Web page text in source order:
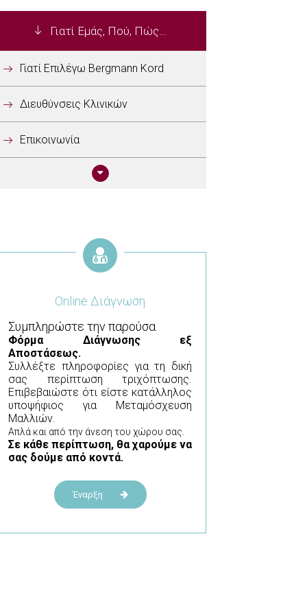
Γιατί Εμάς, Πού, Πώς…
Γιατί Επιλέγω Bergmann Kord
Διευθύνσεις Κλινικών
Επικοινωνία
Online Διάγνωση
Συμπληρώστε την παρούσα
Φόρμα
Διάγνωσης εξ
Αποστάσεως.
Συλλέξτε πληροφορίες για τη δική
σας περίπτωση τριχόπτωσης.
Επιβεβαιώστε ότι είστε κατάλληλος
υποψήφιος για Μεταμόσχευση
Μαλλιών.
Απλά και από την άνεση του χώρου σας.
Σε κάθε περίπτωση, θα χαρούμε να
σας δούμε από κοντά.
Έναρξη